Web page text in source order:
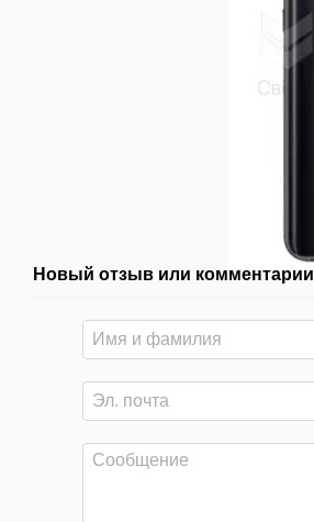
Новый отзыв или комментарий